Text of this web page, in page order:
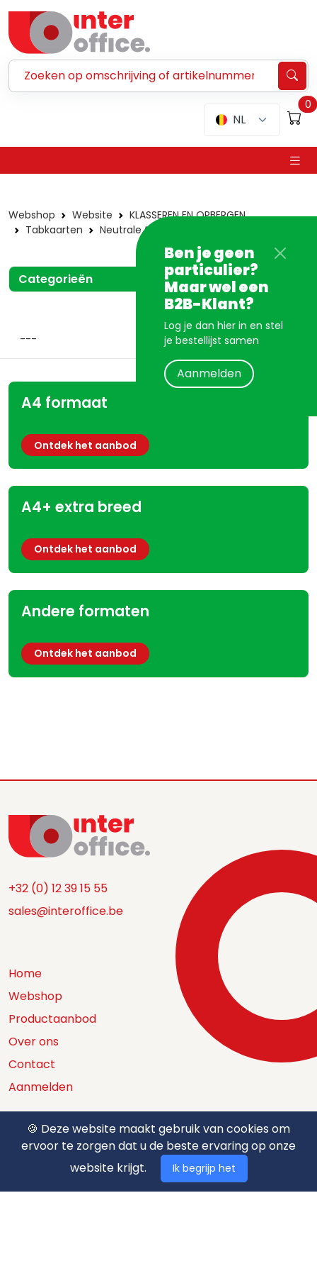
NL
0
Ben je geen
particulier?
Maar wel een
B2B-Klant?
Log je dan hier in en stel
je bestellijst samen
Aanmelden
Webshop Website
KLASSEREN EN OPBERGEN
Tabkaarten
Neutrale tabkaarten
Categorieën
A4 formaat
Ontdek het aanbod
A4+ extra breed
Ontdek het aanbod
Andere formaten
Ontdek het aanbod
+32 (0) 12 39 15 55
sales@interoffice.be
Home
Webshop
Productaanbod
Over ons
Contact
Aanmelden
Catalogus
Nuttige documenten
Privacy policy
🍪 Deze website maakt gebruik van cookies om
ervoor te zorgen dat u de beste ervaring op onze
website krijgt.
Ik begrijp het